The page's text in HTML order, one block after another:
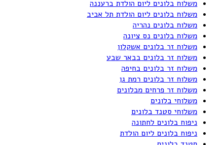
משלוח בלונים ליום הולדת ברעננה
משלוח בלונים ליום הולדת תל אביב
משלוח בלונים נהריה
משלוח בלונים נס ציונה
משלוח זר בלונים אשקלון
משלוח זר בלונים בבאר שבע
משלוח זר בלונים בחיפה
משלוח זר בלונים רמת גן
משלוח זר פרחים מבלונים
משלוחי בלונים
משלוחי סטנד בלונים
ניפוח בלונים לחתונה
ניפוח בלונים ליום הולדת